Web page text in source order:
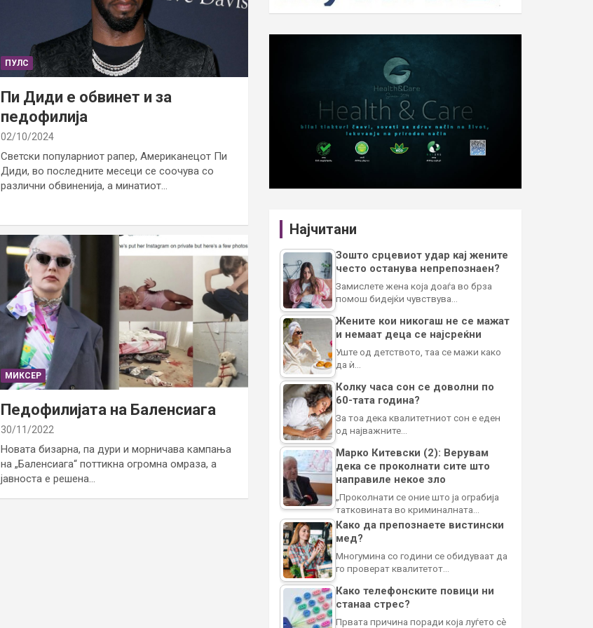
ПУЛС
Пи Диди е обвинет и за
педофилија
02/10/2024
Светски популарниот рапер, Американецот Пи
Диди, во последните месеци се соочува со
различни обвиненија, а минатиот…
МИКСЕР
Педофилијата на Баленсиага
30/11/2022
Новата бизарна, па дури и морничава кампања
на „Баленсиага“ поттикна огромна омраза, а
јавноста е решена…
Најчитани
Зошто срцевиот удар кај жените
често останува непрепознаен?
Замислете жена која доаѓа во брза
помош бидејќи чувствува…
Жените кои никогаш не се мажат
и немаат деца се најсреќни
Уште од детството, таа се мажи како
да ѝ…
Колку часа сон се доволни по
60-тата година?
За тоа дека квалитетниот сон е еден
од најважните…
Марко Китевски (2): Верувам
дека се проколнати сите што
направиле некое зло
„Проколнати се оние што ја ограбија
татковината во криминалната…
Како да препознаете вистински
мед?
Многумина со години се обидуваат да
го проверат квалитетот…
Како телефонските повици ни
станаа стрес?
Првата причина поради која луѓето сè